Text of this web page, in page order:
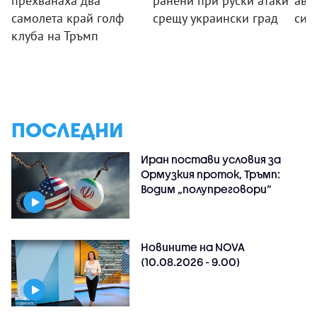
самолета край голф
клуба на Тръмп
срещу украински град
си
ПОСЛЕДНИ
Иран постави условия за
Ормузкия проток, Тръмп:
Водим „полупреговори“
Новините на NOVA
(10.08.2026 - 9.00)